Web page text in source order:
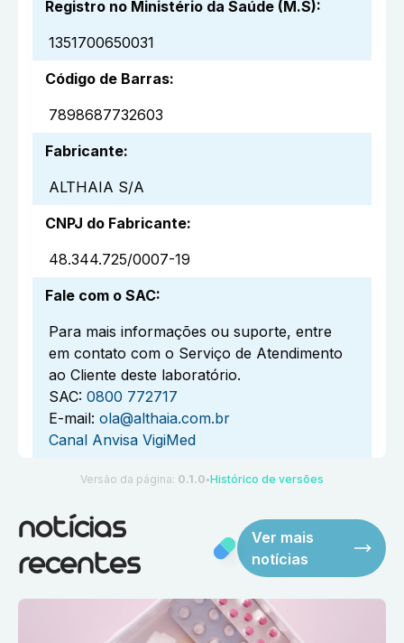
Registro no Ministério da Saúde (M.S):
1351700650031
Código de Barras:
7898687732603
Fabricante:
ALTHAIA S/A
CNPJ do Fabricante:
48.344.725/0007-19
Fale com o SAC:
Para mais informações ou suporte, entre
em contato com o Serviço de Atendimento
ao Cliente deste laboratório.
SAC: 0800 772717
E-mail: ola@althaia.com.br
Canal Anvisa VigiMed
Versão da página: 0.1.0 ●Histórico de versões
notícias
recentes
Ver mais
notícias